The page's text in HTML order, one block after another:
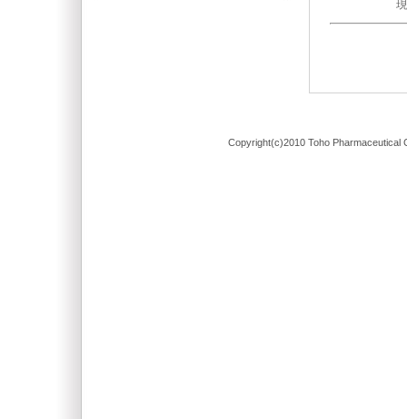
Copyright(c)2010 Toho Pharmaceutical